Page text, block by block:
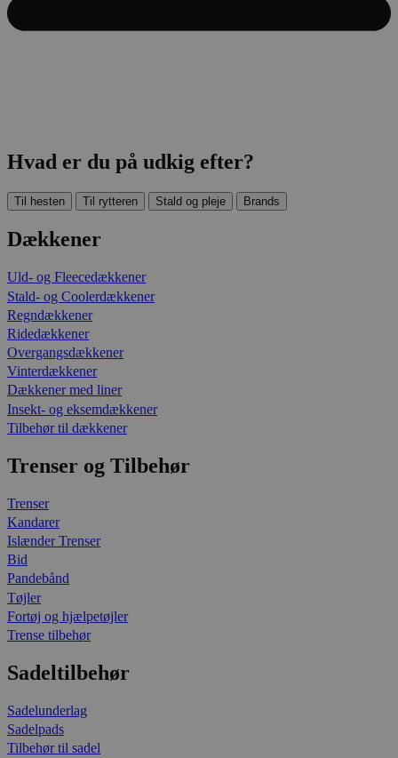
Hvad er du på udkig efter?
Til hesten Til rytteren Stald og pleje Brands
Dækkener
Uld- og Fleecedækkener
Stald- og Coolerdækkener
Regndækkener
Ridedækkener
Overgangsdækkener
Vinterdækkener
Dækkener med liner
Insekt- og eksemdækkener
Tilbehør til dækkener
Trenser og Tilbehør
Trenser
Kandarer
Islænder Trenser
Bid
Pandebånd
Tøjler
Fortøj og hjælpetøjler
Trense tilbehør
Sadeltilbehør
Sadelunderlag
Sadelpads
Tilbehør til sadel